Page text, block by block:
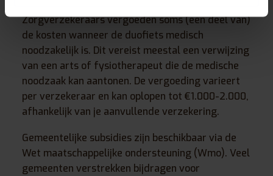
Zorgverzekeraars vergoeden soms (een deel van)
de kosten wanneer de duofiets medisch
noodzakelijk is. Dit vereist meestal een verwijzing
van een arts of fysiotherapeut die de medische
noodzaak kan aantonen. De vergoeding varieert
per verzekeraar en kan oplopen tot €1.000-2.000,
afhankelijk van je aanvullende verzekering.
Gemeentelijke subsidies zijn beschikbaar via de
Wet maatschappelijke ondersteuning (Wmo). Veel
gemeenten verstrekken bijdragen voor